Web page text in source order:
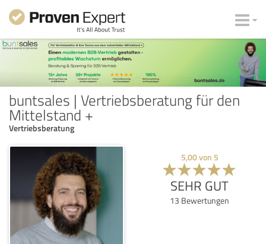
buntsales | Vertriebsberatung für den
Mittelstand +
Vertriebsberatung
5,00von 5
SEHR GUT
13 Bewertungen